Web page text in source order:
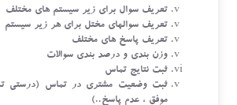
تعریف سوال برای زیر سیستم های مختلف
تعریف سوالهای مختل برای هر زیر سیستم
تعریف پاسخ های مختلف
وزن بندی و درصد بندی سوالات
ثبت نتایج تماس
ثبت وضعیت مشتری در تماس (درستی
موفق ، عدم پاسخ..)